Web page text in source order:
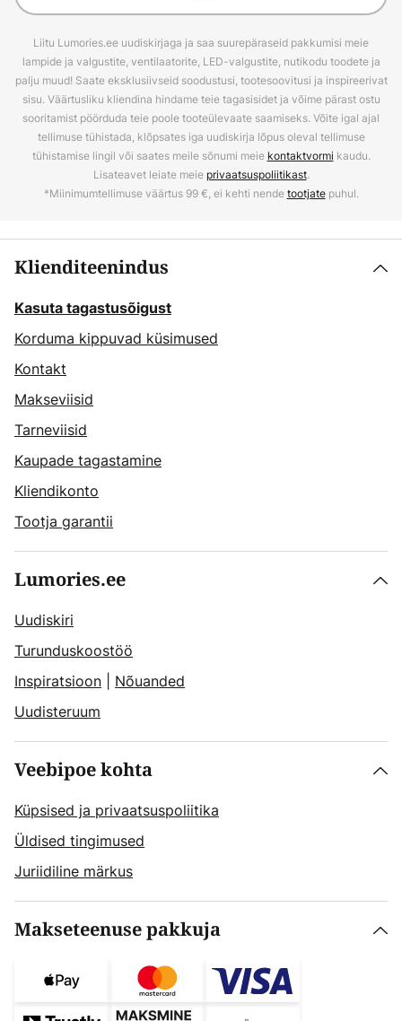
Liitu Lumories.ee uudiskirjaga ja saa suurepäraseid pakkumisi meie
lampide ja valgustite, ventilaatorite, LED-valgustite, nutikodu toodete ja
palju muud! Saate eksklusiivseid soodustusi, tootesoovitusi ja inspireerivat
sisu. Väärtusliku kliendina hindame teie tagasisidet ja võime pärast ostu
sooritamist pöörduda teie poole tooteülevaate saamiseks. Võite igal ajal
tellimuse tühistada, klõpsates iga uudiskirja lõpus oleval tellimuse
tühistamise lingil või saates meile sõnumi meie kontaktvormi kaudu.
Lisateavet leiate meie privaatsuspoliitikast.
*Miinimumtellimuse väärtus 99 €, ei kehti nendetootjatepuhul.
Klienditeenindus
Kasuta tagastusõigust
Korduma kippuvad küsimused
Kontakt
Makseviisid
Tarneviisid
Kaupade tagastamine
Kliendikonto
Tootja garantii
Lumories.ee
Uudiskiri
Turunduskoostöö
Inspiratsioon
Nõuanded
Uudisteruum
Veebipoe kohta
Küpsised ja privaatsuspoliitika
Üldised tingimused
Juriidiline märkus
Makseteenuse pakkuja